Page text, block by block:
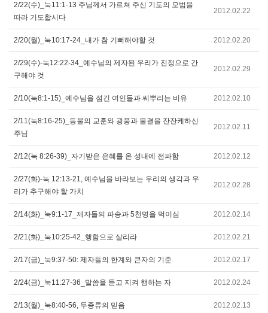
2/22(수)_눅11:1-13 주님께서 가르쳐 주신 기도의 모범을
따라 기도합시다
2012.02.22
2/20(월)_눅10:17-24_내가 참 기뻐해야할 것 2012.02.20
2/29(수)-눅12:22-34_예수님의 제자된 우리가 진정으로 간
구해야 것
2012.02.29
2/10(눅8:1-15)_예수님을 섬긴 여인들과 씨뿌리는 비유 2012.02.10
2/11(눅8:16-25)_등불의 교훈와 광풍과 물결을 잔잔케하신
주님
2012.02.11
2/12(눅 8:26-39)_자기받은 은혜를 온 성내에 전파함 2012.02.12
2/27(화)-눅 12:13-21, 예수님을 바라보는 우리의 생각과 우
리가 추구해야 할 가치
2012.02.28
2/14(화)_눅9:1-17_제자들의 파송과 5천명을 먹이심 2012.02.14
2/21(화)_눅10:25-42_행함으로 살리라 2012.02.21
2/17(금)_눅9:37-50: 제자들의 한계와 큰자의 기준 2012.02.17
2/24(금)_눅11:27-36_말씀을 듣고 지켜 행하는 자 2012.02.24
2/13(월)_눅8:40-56, 두종류의 믿음 2012.02.13